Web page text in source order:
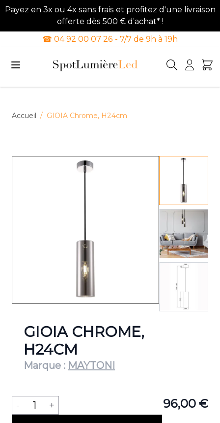
Payez en 3x ou 4x sans frais et profitez d'une livraison
offerte dès 500 € d’achat* !
☎ 04 92 00 07 26 - 7/7 de 9h à 19h
Accueil / GIOIA Chrome, H24cm
View
View
View
GIOIA CHROME,
H24CM
Marque : MAYTONI
96,00 €
Quantité
- 1 +